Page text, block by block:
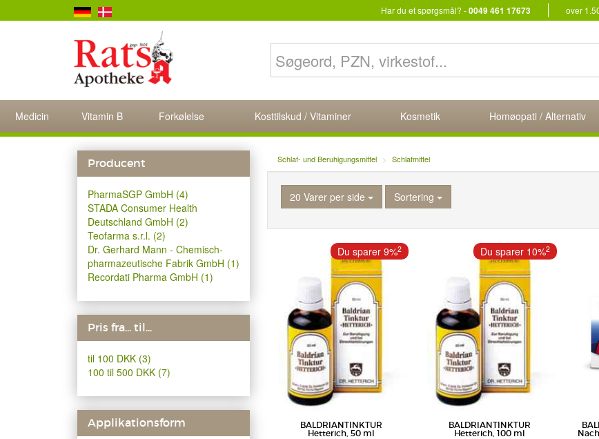
Har du et spørgsmål? -0049 461 17673 over
Medicin Vitamin B Forkølelse Kosttilskud / Vitaminer Kosmetik Homøopati / Alternativ
Producent
PharmaSGP GmbH (4)
STADA Consumer Health
Deutschland GmbH (2)
Teofarma s.r.l. (2)
Dr. Gerhard Mann - Chemisch-
pharmazeutische Fabrik GmbH (1)
Recordati Pharma GmbH (1)
Pris fra... til...
til 100 DKK (3)
100 til 500 DKK (7)
Applikationsform
Schlaf- und Beruhigungsmittel Schlafmittel
20 Varer per side Sortering
BALDRIANTINKTUR
Hetterich, 50 ml
Du sparer 9%2
BALDRIANTINKTUR
Hetterich, 100 ml
Du sparer 10%2